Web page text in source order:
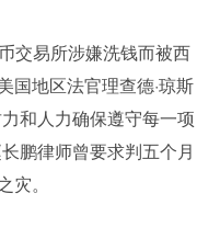
交易所涉嫌洗钱而被西
国地区法官理查德·琼斯
和人力确保遵守每一项
鹏律师曾要求判五个月
。